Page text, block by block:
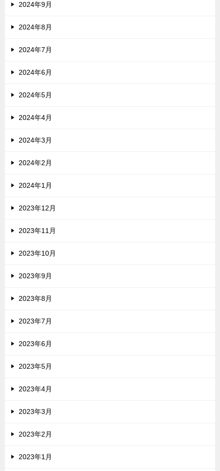
2024年9月
2024年8月
2024年7月
2024年6月
2024年5月
2024年4月
2024年3月
2024年2月
2024年1月
2023年12月
2023年11月
2023年10月
2023年9月
2023年8月
2023年7月
2023年6月
2023年5月
2023年4月
2023年3月
2023年2月
2023年1月